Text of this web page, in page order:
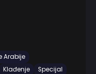
Arabije
Klađenje
Specijal